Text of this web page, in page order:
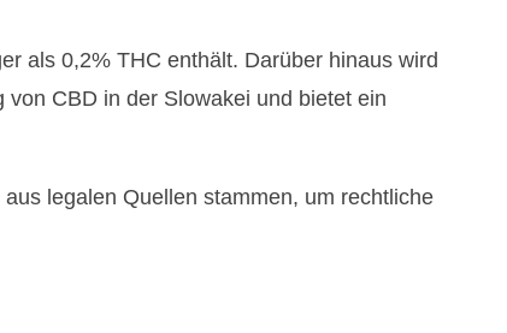
als 0,2% THC enthält. Darüber hinaus wird
CBD in der Slowakei und bietet ein
legalen Quellen stammen, um rechtliche